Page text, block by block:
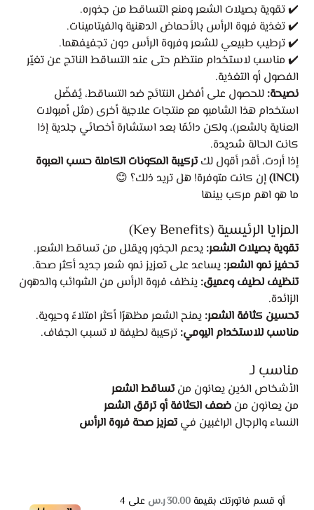
✔️ تقوية بصيلات الشعر ومنع التساقط من جذوره.
✔️ تغذية فروة الرأس بالأحماض الدهنية والفيتامينات.
✔️ ترطيب طبيعي للشعر وفروة الرأس دون تجفيفهما.
✔️ مناسب لاستخدام منتظم حتى عند التساقط الناتج عن تغيّر
الفصول أو التغذية.
نصيحة: للحصول على أفضل النتائج ضد التساقط، يُفضّل
استخدام هذا الشامبو مع منتجات علاجية أخرى (مثل أمبولات
العناية بالشعر)، ولكن دائمًا بعد استشارة أخصائي جلدية إذا
كانت الحالة شديدة.
إذا أردت، أقدر أقول لك تركيبة المكونات الكاملة حسب العبوة
(INCI)
إن كانت متوفرة! هل تريد ذلك؟ 😊
ما هو اهم مركب بينها
المزايا الرئيسية (Key Benefits)
تقوية بصيلات الشعر: يدعم الجذور ويقلل من تساقط الشعر.
تحفيز نمو الشعر: يساعد على تعزيز نمو شعر جديد أكثر صحة.
تنظيف لطيف وعميق: ينظف فروة الرأس من الشوائب والدهون
الزائدة.
تحسين كثافة الشعر: يمنح الشعر مظهرًا أكثر امتلاءً وحيوية.
مناسب للاستخدام اليومي: تركيبة لطيفة لا تسبب الجفاف.
مناسب لـ
الأشخاص الذين يعانون من تساقط الشعر
من يعانون من ضعف الكثافة أو ترقق الشعر
النساء والرجال الراغبين في تعزيز صحة فروة الرأس
أو قسم فاتورتك بقيمة 30.00 ر.س على 4